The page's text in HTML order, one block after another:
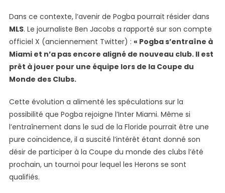
Rejoindre
Les
Hérons
Dans ce contexte, l’avenir de Pogba pourrait résider dans
MLS. Le journaliste Ben Jacobs a rapporté sur son compte
officiel X (anciennement Twitter) : « Pogba s’entraîne à
Miami et n’a pas encore aligné de nouveau club. Il est
prêt à jouer pour une équipe lors de la Coupe du
Monde des Clubs.
Cette évolution a alimenté les spéculations sur la
possibilité que Pogba rejoigne l’Inter Miami. Même si
l’entraînement dans le sud de la Floride pourrait être une
pure coïncidence, il a suscité l’intérêt étant donné son
désir de participer à la Coupe du monde des clubs l’été
prochain, un tournoi pour lequel les Herons se sont
qualifiés.